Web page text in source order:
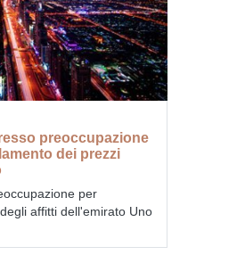
preoccupazione
dei prezzi
per
affitti dell'emirato Uno